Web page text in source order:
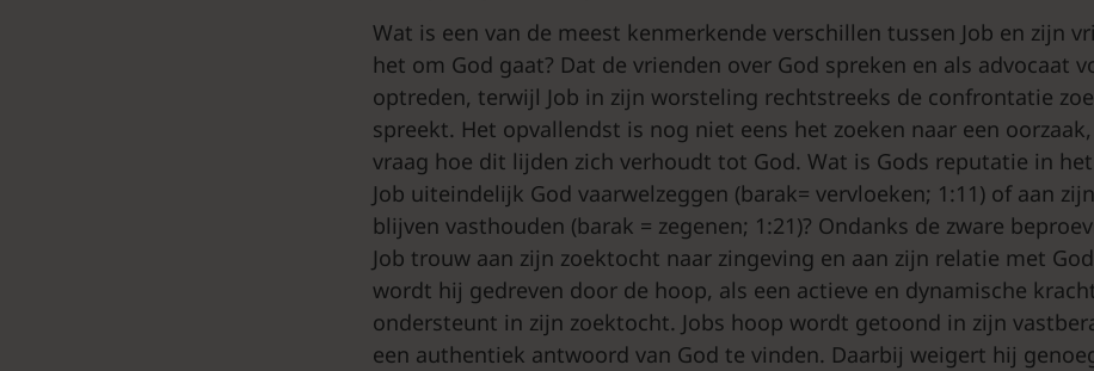
Wat is een van de meest kenmerkende verschillen tussen Job en zijn
het om God gaat? Dat de vrienden over God spreken en als advocaat
optreden, terwijl Job in zijn worsteling rechtstreeks de confrontatie
spreekt. Het opvallendst is nog niet eens het zoeken naar een
vraag hoe dit lijden zich verhoudt tot God. Wat is Gods reputatie in
Job uiteindelijk God vaarwelzeggen (barak= vervloeken; 1:11) of aan
blijven vasthouden (barak = zegenen; 1:21)? Ondanks de zware
Job trouw aan zijn zoektocht naar zingeving en aan zijn relatie met
wordt hij gedreven door de hoop, als een actieve en dynamische
ondersteunt in zijn zoektocht. Jobs hoop wordt getoond in zijn
een authentiek antwoord van God te vinden. Daarbij weigert hij